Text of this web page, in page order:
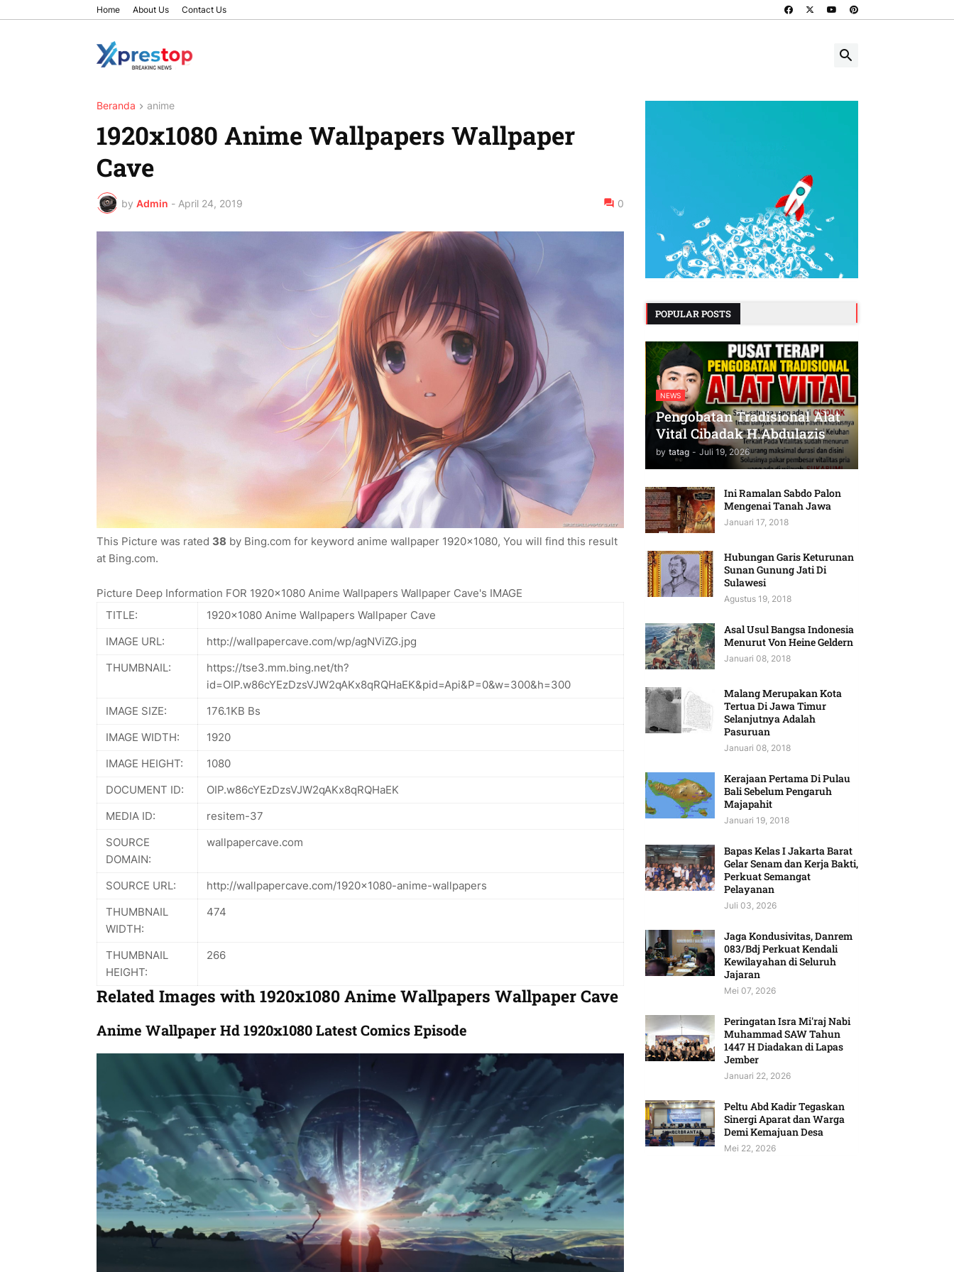
Home About Us Contact Us
Beranda anime
1920x1080 Anime Wallpapers Wallpaper
Cave
by Admin - April 24, 2019 0
This Picture was rated 38 by Bing.com for keyword anime wallpaper 1920x1080, You will find this result
at Bing.com.
Picture Deep Information FOR 1920x1080 Anime Wallpapers Wallpaper Cave's IMAGE
TITLE:
1920x1080 Anime Wallpapers Wallpaper Cave
IMAGE URL:
http://wallpapercave.com/wp/agNViZG.jpg
THUMBNAIL:
https://tse3.mm.bing.net/th?
id=OIP.w86cYEzDzsVJW2qAKx8qRQHaEK&pid=Api&P=0&w=300&h=300
IMAGE SIZE:
176.1KB Bs
IMAGE WIDTH:
1920
IMAGE HEIGHT:
1080
DOCUMENT ID:
OIP.w86cYEzDzsVJW2qAKx8qRQHaEK
MEDIA ID:
resitem-37
SOURCE
DOMAIN:
wallpapercave.com
SOURCE URL:
http://wallpapercave.com/1920x1080-anime-wallpapers
THUMBNAIL
WIDTH:
474
THUMBNAIL
HEIGHT:
266
Related Images with 1920x1080 Anime Wallpapers Wallpaper Cave
Anime Wallpaper Hd 1920x1080 Latest Comics Episode
POPULAR POSTS
NEWS
Pengobatan Tradisional Alat
Vital Cibadak H.Abdulazis
by tatag - Juli 19, 2026
Ini Ramalan Sabdo Palon
Mengenai Tanah Jawa
Januari 17, 2018
Hubungan Garis Keturunan
Sunan Gunung Jati Di
Sulawesi
Agustus 19, 2018
Asal Usul Bangsa Indonesia
Menurut Von Heine Geldern
Januari 08, 2018
Malang Merupakan Kota
Tertua Di Jawa Timur
Selanjutnya Adalah
Pasuruan
Januari 08, 2018
Kerajaan Pertama Di Pulau
Bali Sebelum Pengaruh
Majapahit
Januari 19, 2018
Bapas Kelas I Jakarta Barat
Gelar Senam dan Kerja Bakti,
Perkuat Semangat
Pelayanan
Juli 03, 2026
Jaga Kondusivitas, Danrem
083/Bdj Perkuat Kendali
Kewilayahan di Seluruh
Jajaran
Mei 07, 2026
Peringatan Isra Mi'raj Nabi
Muhammad SAW Tahun
1447 H Diadakan di Lapas
Jember
Januari 22, 2026
Peltu Abd Kadir Tegaskan
Sinergi Aparat dan Warga
Demi Kemajuan Desa
Mei 22, 2026